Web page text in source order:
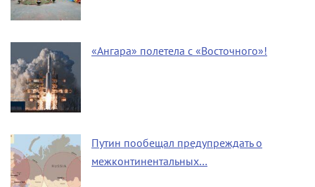
«Ангара» полетела с «Восточного»!
Путин пообещал предупреждать о
межконтинентальных…